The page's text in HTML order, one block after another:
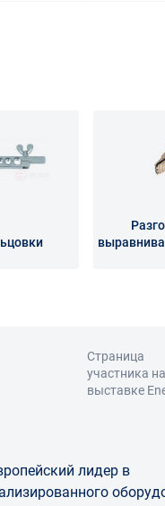
Страница
участника на
выставке
лидер в